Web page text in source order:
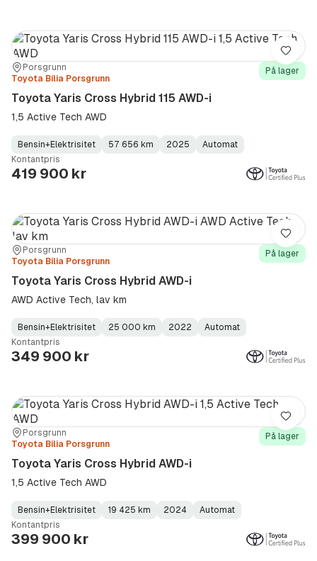
Sted:Porsgrunn
Forhandler:
Toyota Bilia Porsgrunn
På lager
Toyota Yaris Cross Hybrid 115 AWD-i
1,5 Active Tech AWD
Fuel
Type:
Bensin+Elektrisitet
Kilometerstand: 57 656 km
Model
Year:
2025
Gearbox
Type:
Automat
Kontantpris
419 900 kr
Lagre
Sted:Porsgrunn
Forhandler:
Toyota Bilia Porsgrunn
På lager
Toyota Yaris Cross Hybrid AWD-i
AWD Active Tech, lav km
Fuel
Type:
Bensin+Elektrisitet
Kilometerstand: 25 000 km
Model
Year:
2022
Gearbox
Type:
Automat
Kontantpris
349 900 kr
Lagre
Sted:Porsgrunn
Forhandler:
Toyota Bilia Porsgrunn
På lager
Toyota Yaris Cross Hybrid AWD-i
1,5 Active Tech AWD
Fuel
Type:
Bensin+Elektrisitet
Kilometerstand: 19 425 km
Model
Year:
2024
Gearbox
Type:
Automat
Kontantpris
399 900 kr
Lagre